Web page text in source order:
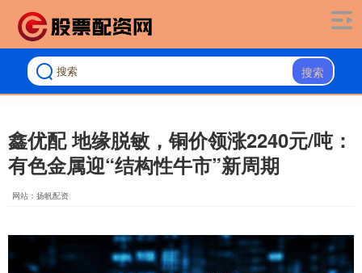
搜索
鑫优配 地缘脱敏，铜价领涨2240元/吨：
有色金属迎“结构性牛市”新周期
网站：扬帆配资